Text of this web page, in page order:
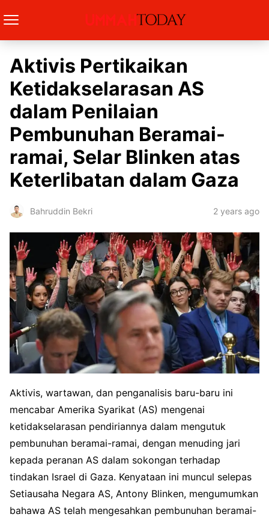
Aktivis Pertikaikan
Ketidakselarasan AS
dalam Penilaian
Pembunuhan Beramai-
ramai, Selar Blinken atas
Keterlibatan dalam Gaza
Bahruddin Bekri 2 years ago
Aktivis, wartawan, dan penganalisis baru-baru ini
mencabar Amerika Syarikat (AS) mengenai
ketidakselarasan pendiriannya dalam mengutuk
pembunuhan beramai-ramai, dengan menuding jari
kepada peranan AS dalam sokongan terhadap
tindakan Israel di Gaza. Kenyataan ini muncul selepas
Setiausaha Negara AS, Antony Blinken, mengumumkan
bahawa AS telah mengesahkan pembunuhan beramai-